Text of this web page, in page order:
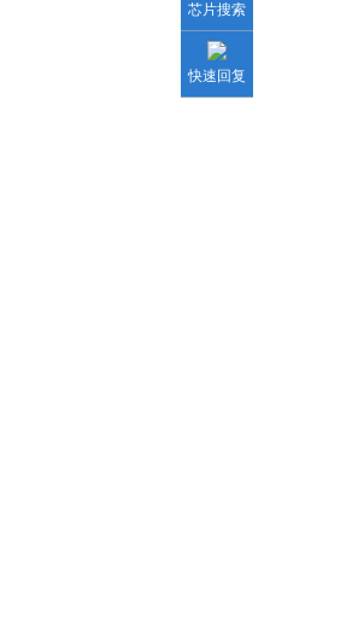
芯片搜索
快速回复